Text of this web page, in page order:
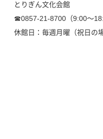
とりぎん文化会館
☎0857-21-8700（9:00～
休館日：毎週月曜（祝日の